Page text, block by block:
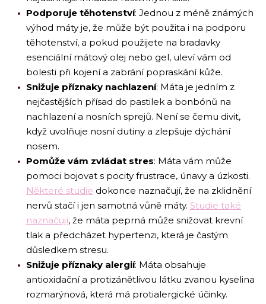
Podporuje těhotenství: Jednou z méně známých
výhod máty je, že může být použita i na podporu
těhotenství, a pokud použijete na bradavky
esenciální mátový olej nebo gel, uleví vám od
bolesti při kojení a zabrání popraskání kůže.
Snižuje příznaky nachlazení: Máta je jedním z
nejčastějších přísad do pastilek a bonbónů na
nachlazení a nosních sprejů. Není se čemu divit,
když uvolňuje nosní dutiny a zlepšuje dýchání
nosem.
Pomůže vám zvládat stres: Máta vám může
pomoci bojovat s pocity frustrace, únavy a úzkosti.
Některé studie dokonce naznačují, že na zklidnění
nervů stačí i jen samotná vůně máty. Studie také
naznačují, že máta peprná může snižovat krevní
tlak a předcházet hypertenzi, která je častým
důsledkem stresu.
Snižuje příznaky alergií: Máta obsahuje
antioxidační a protizánětlivou látku zvanou kyselina
rozmarýnová, která má protialergické účinky.